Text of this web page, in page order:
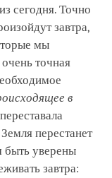
сегодня. Точно
завтра,
мы
точная
в
перестанет
быть уверены
завтра: